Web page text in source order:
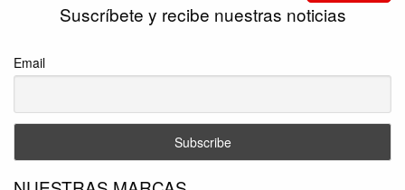
Suscríbete y recibe nuestras noticias
Email